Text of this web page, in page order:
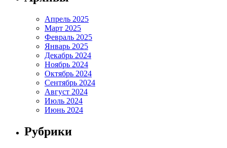
Апрель 2025
Март 2025
Февраль 2025
Январь 2025
Декабрь 2024
Ноябрь 2024
Октябрь 2024
Сентябрь 2024
Август 2024
Июль 2024
Июнь 2024
Рубрики